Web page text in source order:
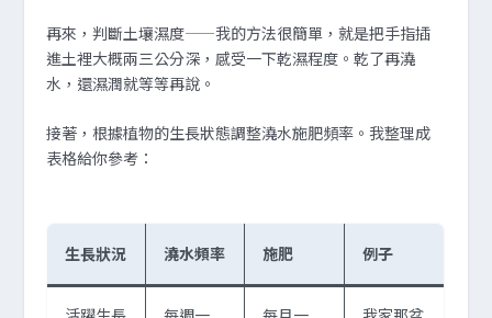
再來，判斷土壤濕度——我的方法很簡單，就是把手指插
進土裡大概兩三公分深，感受一下乾濕程度。乾了再澆
水，還濕潤就等等再說。
接著，根據植物的生長狀態調整澆水施肥頻率。我整理成
表格給你參考：
生長狀況 澆水頻率 施肥 例子